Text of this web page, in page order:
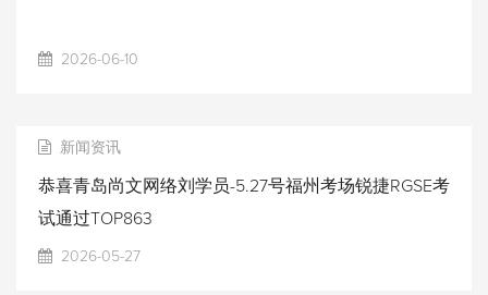
2026-06-10
新闻资讯
恭喜青岛尚文网络刘学员-5.27号福州考场锐捷RGSE考
试通过TOP863
2026-05-27